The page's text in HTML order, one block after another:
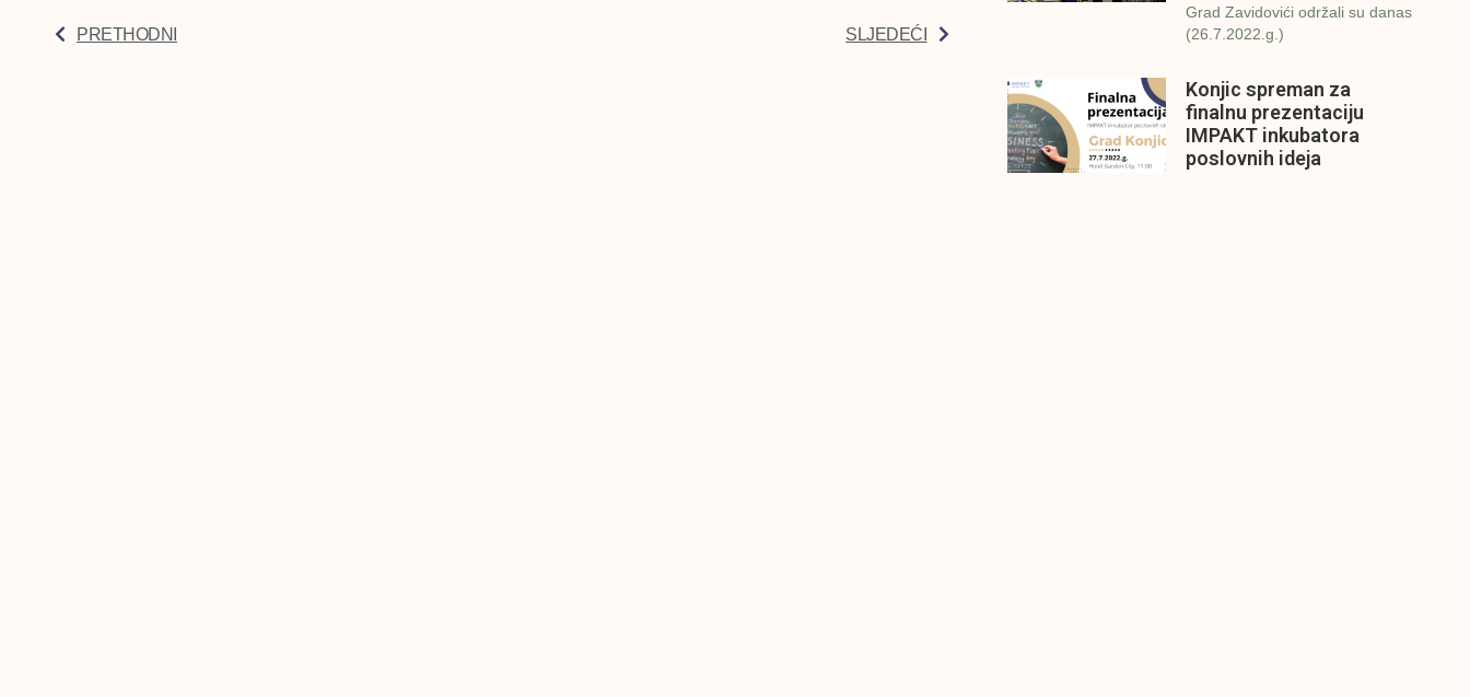
PRETHODNI SLJEDEĆI
Grad Zavidovići održali su danas
(26.7.2022.g.)
Konjic spreman za
finalnu prezentaciju
IMPAKT inkubatora
poslovnih ideja